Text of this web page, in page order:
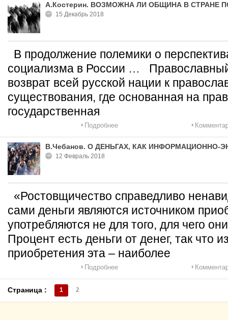
А.Костерин. ВОЗМОЖНА ЛИ ОБЩИНА В СТРАНЕ
15 Декабрь 2018
В продолжение полемики о
социализма в России …
возврат всей русской нации к
существования, где основанная на
государственная
Подробнее
В.Чебанов. О ДЕНЬГАХ, КАК ИНФОРМАЦИОННО-
12 Февраль 2018
«Ростовщичество справедливо
сами деньги являются источником
употребляются не для того, для чего
Процент есть деньги от денег, так что
приобретения эта – наиболее
Подробнее
Страница : 1 2